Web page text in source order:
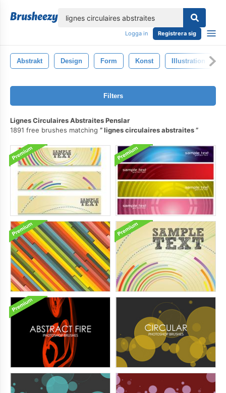
Logga in Registrera sig
Abstrakt Design Form Konst Illustration
Filters
Lignes Circulaires Abstraites Penslar
1891 free brushes matching
lignes circulaires abstraites